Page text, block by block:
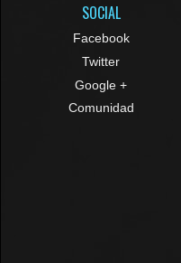
SOCIAL
Facebook
Twitter
Google +
Comunidad